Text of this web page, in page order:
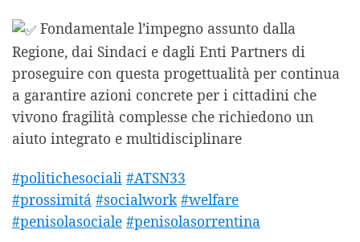
Fondamentale l’impegno assunto dalla
Regione, dai Sindaci e dagli Enti Partners di
proseguire con questa progettualità per continua
a garantire azioni concrete per i cittadini che
vivono fragilità complesse che richiedono un
aiuto integrato e multidisciplinare
#politichesociali #ATSN33
#prossimitá #socialwork #welfare
#penisolasociale #penisolasorrentina